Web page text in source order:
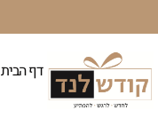
דף הבית